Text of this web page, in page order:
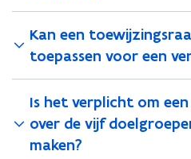
Kan een
toepassen voor een
Is het verplicht om
over de vijf
maken?